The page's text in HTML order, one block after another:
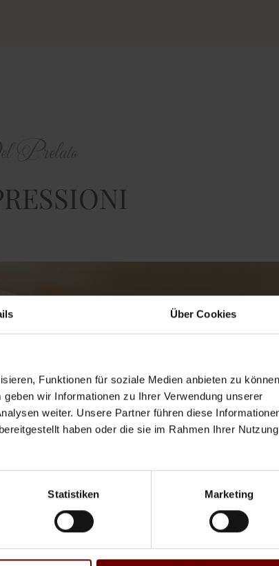
Über Cookies
Funktionen für soziale Medien anbieten zu
wir Informationen zu Ihrer Verwendung unserer
weiter. Unsere Partner führen diese
haben oder die sie im Rahmen Ihrer Nutzung
Statistiken Marketing